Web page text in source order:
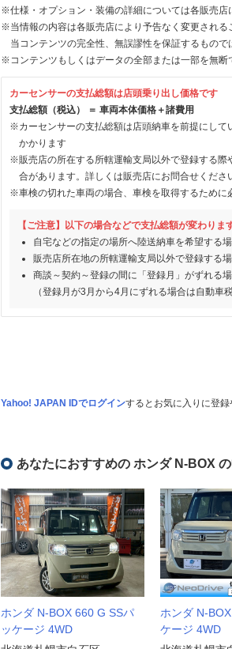
※仕様・オプション・装備の詳細については各販売店
※当情報の内容は各販売店により予告なく変更され
当コンテンツの完全性、無誤謬性を保証するもの
※コンテンツもしくはデータの全部または一部を無断
カーセンサーの支払総額は店頭乗り出し価格です
支払総額（税込） ＝ 車両本体価格＋諸費用
※カーセンサーの支払総額は店頭納車を前提にし
かかります
※販売店の所在する所轄運輸支局以外で登録する
合があります。詳しくは販売店にお問合せくださ
※車検の切れた車両の場合、車検を取得するために
【ご注意】以下の場合などで支払総額が変わりま
自宅などの指定の場所へ陸送納車を希望する
販売店所在地の所轄運輸支局以外で登録する
商談～契約～登録の間に「登録月」がずれる
（登録月が3月から4月にずれる場合は自動車
Yahoo! JAPAN IDでログインするとお気に入りに登録
あなたにおすすめの ホンダ N-BOX
ホンダ N-BOX 660 G SSパ
ッケージ 4WD
ホンダ N-
ケージ 4WD